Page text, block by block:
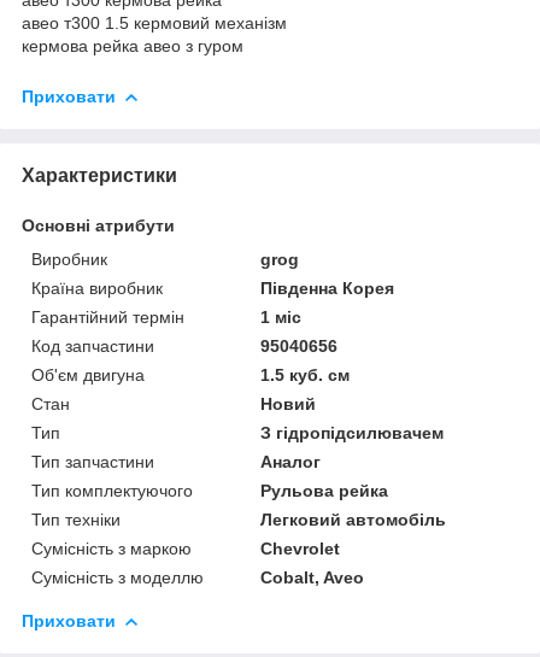
авео т300 1.5 кермовий механізм
кермова рейка авео з гуром
Приховати
Характеристики
Основні атрибути
Виробник
grog
Країна виробник
Південна Корея
Гарантійний термін
1 міс
Код запчастини
95040656
Об'єм двигуна
1.5 куб. см
Стан
Новий
Тип
З гідропідсилювачем
Тип запчастини
Аналог
Тип комплектуючого
Рульова рейка
Тип техніки
Легковий автомобіль
Сумісність з маркою
Chevrolet
Сумісність з моделлю
Cobalt, Aveo
Приховати